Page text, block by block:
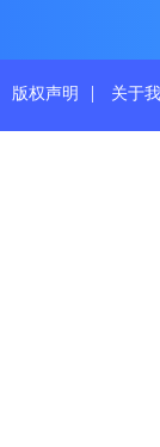
版权声明 | 关于